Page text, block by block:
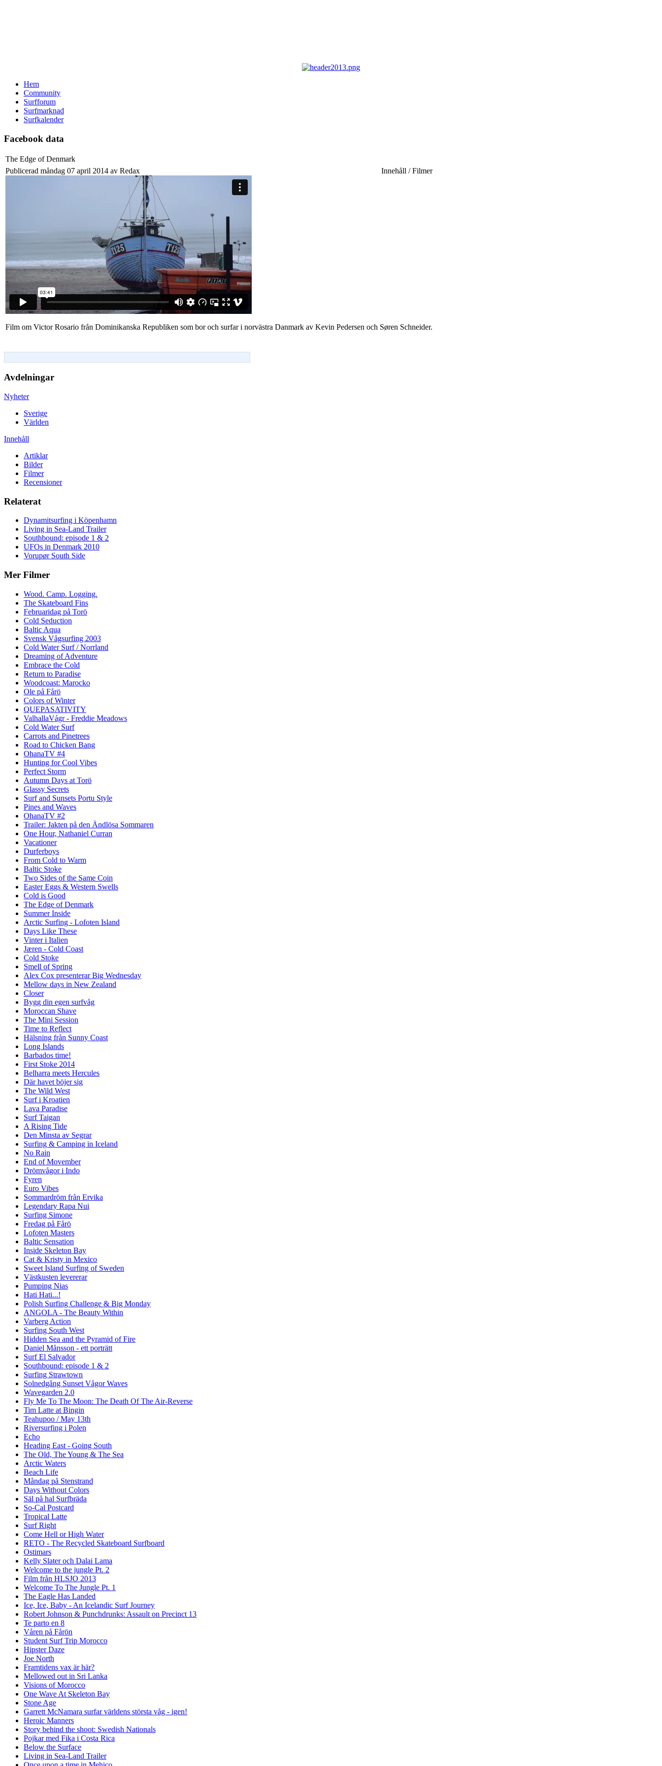
Hem
Community
Surfforum
Surfmarknad
Surfkalender
Facebook data
The Edge of Denmark
Publicerad måndag 07 april 2014 av Redax
Innehåll / Filmer
Film om Victor Rosario från Dominikanska Republiken som bor och surfar i norvästra Danmark av Kevin Pedersen och Søren Schneider.
Avdelningar
Nyheter
Sverige
Världen
Innehåll
Artiklar
Bilder
Filmer
Recensioner
Relaterat
Dynamitsurfing i Köpenhamn
Living in Sea-Land Trailer
Southbound: episode 1 & 2
UFOs in Denmark 2010
Vorupør South Side
Mer Filmer
Wood. Camp. Logging.
The Skateboard Fins
Februaridag på Torö
Cold Seduction
Baltic Aqua
Svensk Vågsurfing 2003
Cold Water Surf / Norrland
Dreaming of Adventure
Embrace the Cold
Return to Paradise
Woodcoast: Marocko
Ole på Fårö
Colors of Winter
QUEPASATIVITY
ValhallaVágr - Freddie Meadows
Cold Water Surf
Carrots and Pinetrees
Road to Chicken Bang
OhanaTV #4
Hunting for Cool Vibes
Perfect Storm
Autumn Days at Torö
Glassy Secrets
Surf and Sunsets Portu Style
Pines and Waves
OhanaTV #2
Trailer: Jakten på den Ändlösa Sommaren
One Hour, Nathaniel Curran
Vacationer
Durferboys
From Cold to Warm
Baltic Stoke
Two Sides of the Same Coin
Easter Eggs & Western Swells
Cold is Good
The Edge of Denmark
Summer Inside
Arctic Surfing - Lofoten Island
Days Like These
Vinter i Italien
Jæren - Cold Coast
Cold Stoke
Smell of Spring
Alex Cox presenterar Big Wednesday
Mellow days in New Zealand
Closer
Bygg din egen surfvåg
Moroccan Shave
The Mini Session
Time to Reflect
Hälsning från Sunny Coast
Long Islands
Barbados time!
First Stoke 2014
Belharra meets Hercules
Där havet böjer sig
The Wild West
Surf i Kroatien
Lava Paradise
Surf Taigan
A Rising Tide
Den Minsta av Segrar
Surfing & Camping in Iceland
No Rain
End of Movember
Drömvågor i Indo
Fyren
Euro Vibes
Sommardröm från Ervika
Legendary Rapa Nui
Surfing Simone
Fredag på Fårö
Lofoten Masters
Baltic Sensation
Inside Skeleton Bay
Cat & Kristy in Mexico
Sweet Island Surfing of Sweden
Västkusten levererar
Pumping Nias
Hati Hati...!
Polish Surfing Challenge & Big Monday
ANGOLA - The Beauty Within
Varberg Action
Surfing South West
Hidden Sea and the Pyramid of Fire
Daniel Månsson - ett porträtt
Surf El Salvador
Southbound: episode 1 & 2
Surfing Strawtown
Solnedgång Sunset Vågor Waves
Wavegarden 2.0
Fly Me To The Moon: The Death Of The Air-Reverse
Tim Latte at Bingin
Teahupoo / May 13th
Riversurfing i Polen
Echo
Heading East - Going South
The Old, The Young & The Sea
Arctic Waters
Beach Life
Måndag på Stenstrand
Days Without Colors
Säl på hal Surfbräda
So-Cal Postcard
Tropical Latte
Surf Right
Come Hell or High Water
RETO - The Recycled Skateboard Surfboard
Ostimars
Kelly Slater och Dalai Lama
Welcome to the jungle Pt. 2
Film från HLSJO 2013
Welcome To The Jungle Pt. 1
The Eagle Has Landed
Ice, Ice, Baby - An Icelandic Surf Journey
Robert Johnson & Punchdrunks: Assault on Precinct 13
Te parto en 8
Våren på Fårön
Student Surf Trip Morocco
Hipster Daze
Joe North
Framtidens vax är här?
Mellowed out in Sri Lanka
Visions of Morocco
One Wave At Skeleton Bay
Stone Age
Garrett McNamara surfar världens största våg - igen!
Heroic Manners
Story behind the shoot: Swedish Nationals
Pojkar med Fika i Costa Rica
Below the Surface
Living in Sea-Land Trailer